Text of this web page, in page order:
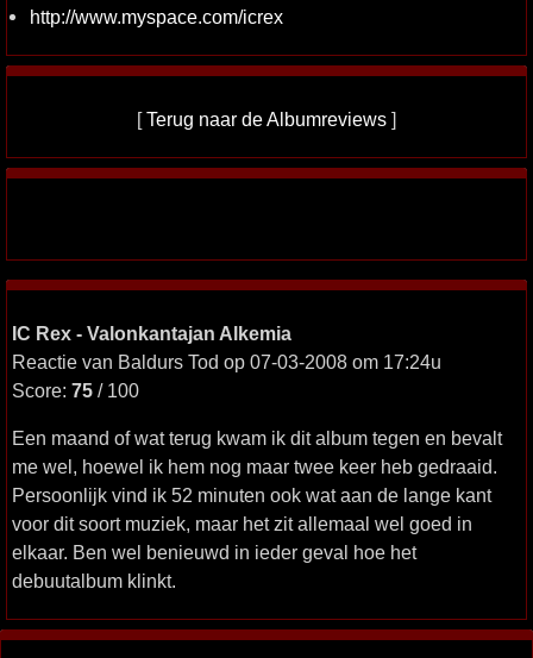
http://www.myspace.com/icrex
[Terug naar de Albumreviews ]
IC Rex - Valonkantajan Alkemia
Reactie van Baldurs Tod op 07-03-2008 om 17:24u
Score: 75 / 100
Een maand of wat terug kwam ik dit album tegen en bevalt
me wel, hoewel ik hem nog maar twee keer heb gedraaid.
Persoonlijk vind ik 52 minuten ook wat aan de lange kant
voor dit soort muziek, maar het zit allemaal wel goed in
elkaar. Ben wel benieuwd in ieder geval hoe het
debuutalbum klinkt.